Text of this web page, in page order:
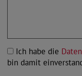
Ich habe die
bin damit